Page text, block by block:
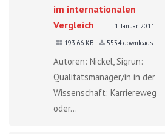
im internationalen
Vergleich
1. Januar 2011
193.66 KB
5534 downloads
Autoren: Nickel, Sigrun:
Qualitätsmanager/in in der
Wissenschaft: Karriereweg
oder...